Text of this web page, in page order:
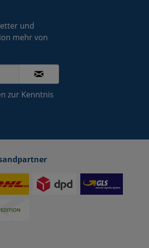
und
mehr von
zur Kenntnis